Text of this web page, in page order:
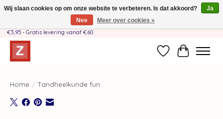
Handgemaakt door moeder-dochterteam❤️ - Verzendkosten BE & NL SLECHTS
€3,95 - Gratis levering vanaf €60
Verlanglijst
Home / Tandheelkunde fun
Wij slaan cookies op om onze website te verbeteren. Is dat akkoord?
Ja
Nee
Meer over cookies »